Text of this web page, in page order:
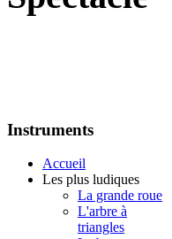
Instruments
Accueil
Les plus ludiques
La grande roue
L'arbre à
triangles